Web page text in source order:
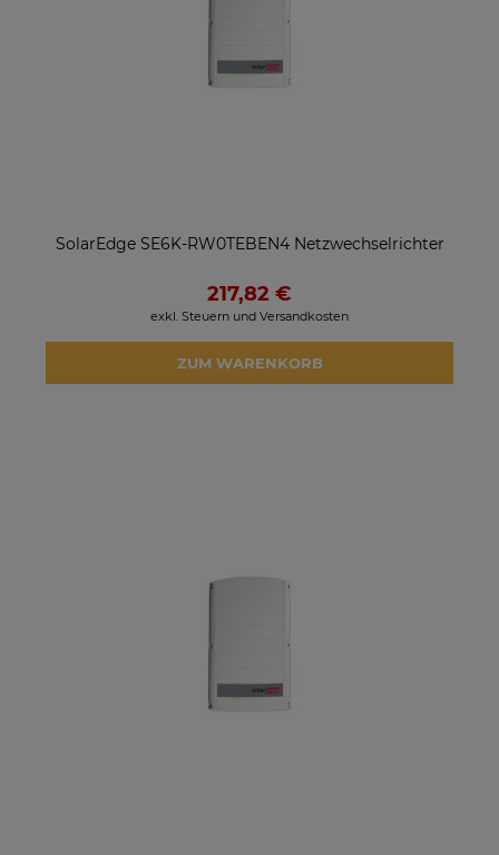
SolarEdge SE6K-RW0TEBEN4 Netzwechselrichter
217,82 €
exkl. Steuern und Versandkosten
ZUM WARENKORB